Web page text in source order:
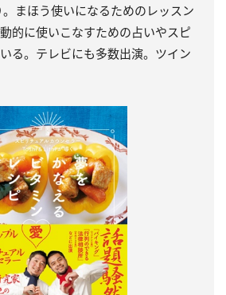
まほう使いになるためのレッスン
的に使いこなすための占いやスピ
る。テレビにも多数出演。ツイン